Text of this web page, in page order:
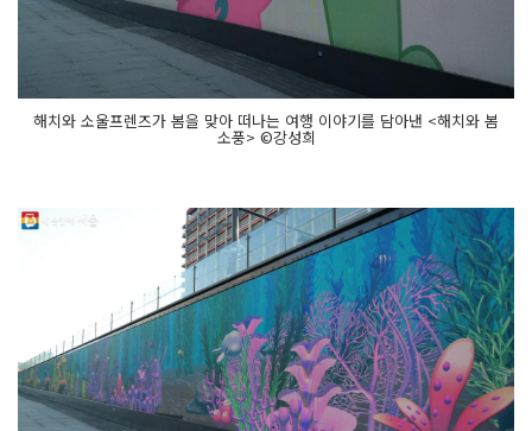
해치와 소울프렌즈가 봄을 맞아 떠나는 여행 이야기를 담아낸 <해치와 봄
소풍> ©강성희